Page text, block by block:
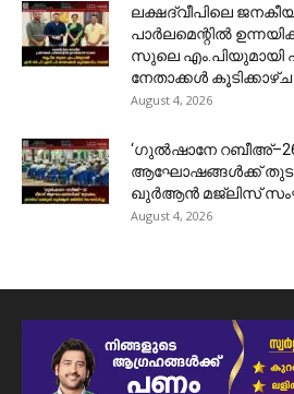
ലക്ഷദ്വീപിലെ
പാർലമെന്റിൽ
സുലെ എം.പിയുമായി
നേതാക്കൾ കൂടിക്കാഴ്ച
August 4, 2026
‘ഗുൽഷാനേ
ആഘോഷങ്ങൾക്ക്
ഖുർആൻ മജ്‌ലിസ്
August 4, 2026